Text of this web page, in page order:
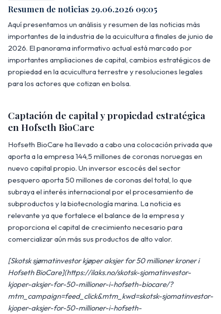
Resumen de noticias 29.06.2026 09:05
Aquí presentamos un análisis y resumen de las noticias más
importantes de la industria de la acuicultura a finales de junio de
2026. El panorama informativo actual está marcado por
importantes ampliaciones de capital, cambios estratégicos de
propiedad en la acuicultura terrestre y resoluciones legales
para los actores que cotizan en bolsa.
Captación de capital y propiedad estratégica
en Hofseth BioCare
Hofseth BioCare ha llevado a cabo una colocación privada que
aporta a la empresa 144,5 millones de coronas noruegas en
nuevo capital propio. Un inversor escocés del sector
pesquero aporta 50 millones de coronas del total, lo que
subraya el interés internacional por el procesamiento de
subproductos y la biotecnología marina. La noticia es
relevante ya que fortalece el balance de la empresa y
proporciona el capital de crecimiento necesario para
comercializar aún más sus productos de alto valor.
[Skotsk sjømatinvestor kjøper aksjer for 50 millioner kroner i
Hofseth BioCare](https://ilaks.no/skotsk-sjomatinvestor-
kjoper-aksjer-for-50-millioner-i-hofseth-biocare/?
mtm_campaign=feed_click&mtm_kwd=skotsk-sjomatinvestor-
kjoper-aksjer-for-50-millioner-i-hofseth-